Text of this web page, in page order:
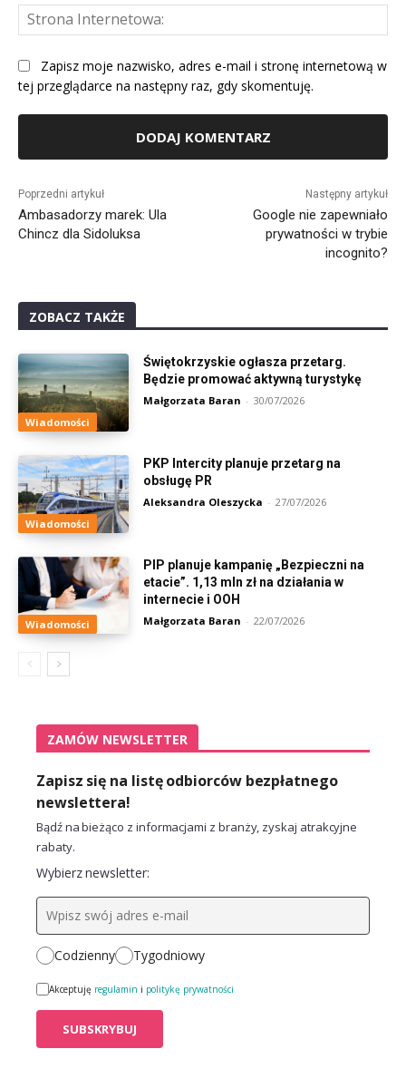
Zapisz moje nazwisko, adres e-mail i stronę internetową w
tej przeglądarce na następny raz, gdy skomentuję.
Poprzedni artykuł
Ambasadorzy marek: Ula
Chincz dla Sidoluksa
Następny artykuł
Google nie zapewniało
prywatności w trybie
incognito?
ZOBACZ TAKŻE
Wiadomości
Świętokrzyskie ogłasza przetarg.
Będzie promować aktywną turystykę
Małgorzata Baran - 30/07/2026
Wiadomości
PKP Intercity planuje przetarg na
obsługę PR
Aleksandra Oleszycka - 27/07/2026
Wiadomości
PIP planuje kampanię „Bezpieczni na
etacie”. 1,13 mln zł na działania w
internecie i OOH
Małgorzata Baran - 22/07/2026
ZAMÓW NEWSLETTER
Zapisz się na listę odbiorców bezpłatnego
newslettera!
Bądź na bieżąco z informacjami z branży, zyskaj atrakcyjne
rabaty.
Wybierz newsletter:
Codzienny Tygodniowy
Akceptuję regulamin i politykę prywatności